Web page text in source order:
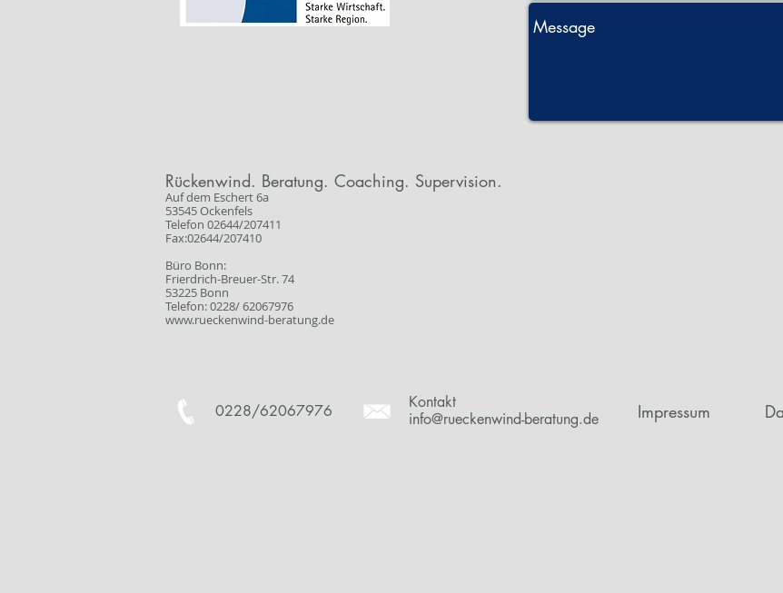
Rückenwind. Beratung. Coaching. Supervision.
Auf dem Eschert 6a
53545 Ockenfels
Telefon 02644/207411
Fax:02644/207410
Büro Bonn:
Frierdrich-Breuer-Str. 74
53225 Bonn
Telefon: 0228/ 62067976
www.rueckenwind-beratung.de
0228/62067976
Kontakt
info@rueckenwind-beratung.de
Impressum